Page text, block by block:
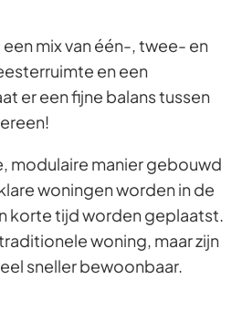
mix van één-, twee- en
en een
er een fijne balans tussen
modulaire manier gebouwd
woningen worden in de
korte tijd worden geplaatst.
woning, maar zijn
sneller bewoonbaar.